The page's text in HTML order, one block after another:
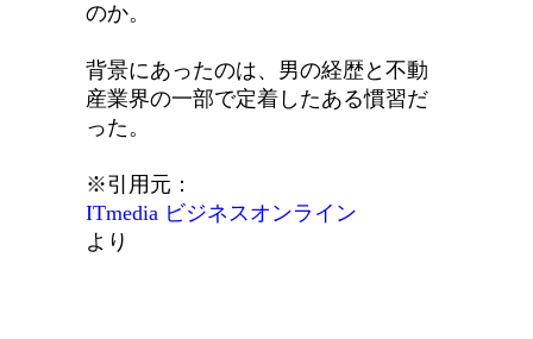
のか。
背景にあったのは、男の経歴と不動
産業界の一部で定着したある慣習だ
った。
※引用元：
ITmedia ビジネスオンライン
より